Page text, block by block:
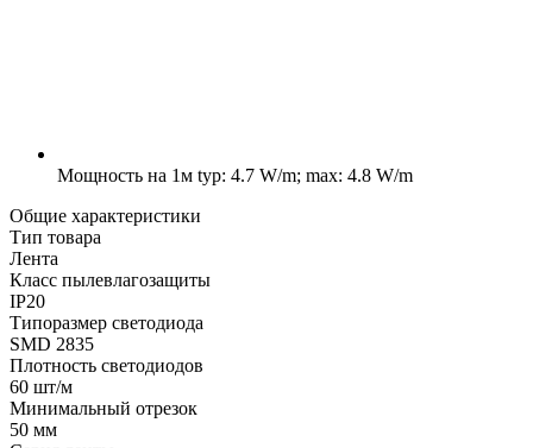
Мощность на 1м typ: 4.7 W/m; max: 4.8 W/m
Общие характеристики
Тип товара
Лента
Класс пылевлагозащиты
IP20
Типоразмер светодиода
SMD 2835
Плотность светодиодов
60 шт/м
Минимальный отрезок
50 мм